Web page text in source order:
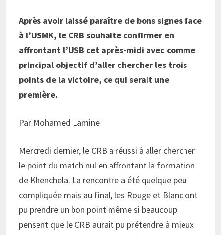
Après avoir laissé paraître de bons signes face
à l’USMK, le CRB souhaite confirmer en
affrontant l’USB cet après-midi avec comme
principal objectif d’aller chercher les trois
points de la victoire, ce qui serait une
première.
Par Mohamed Lamine
Mercredi dernier, le CRB a réussi à aller chercher
le point du match nul en affrontant la formation
de Khenchela. La rencontre a été quelque peu
compliquée mais au final, les Rouge et Blanc ont
pu prendre un bon point même si beaucoup
pensent que le CRB aurait pu prétendre à mieux